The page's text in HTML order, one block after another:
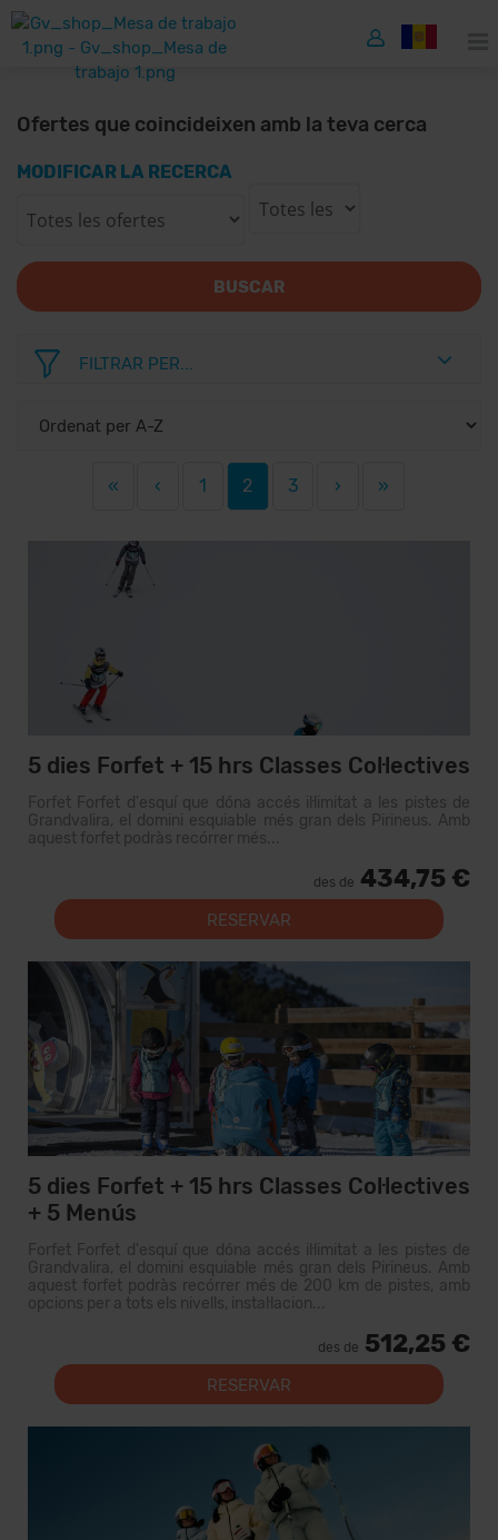
Ofertes que coincideixen amb la teva cerca
MODIFICAR LA RECERCA
BUSCAR
FILTRAR PER...
« ‹ 1 2 3 › »
5 dies Forfet + 15 hrs Classes Col·lectives
Forfet Forfet d'esquí que dóna accés il·limitat a les pistes de
Grandvalira, el domini esquiable més gran dels Pirineus. Amb
aquest forfet podràs recórrer més...
des de 434,75 €
RESERVAR
5 dies Forfet + 15 hrs Classes Col·lectives
+ 5 Menús
Forfet Forfet d'esquí que dóna accés il·limitat a les pistes de
Grandvalira, el domini esquiable més gran dels Pirineus. Amb
aquest forfet podràs recórrer més de 200 km de pistes, amb
opcions per a tots els nivells, instal·lacion...
des de 512,25 €
RESERVAR